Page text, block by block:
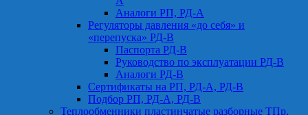
Аналоги РП, РД-А
Регуляторы давления «до себя» и
«перепуска» РД-В
Паспорта РД-В
Руководство по эксплуатации РД-В
Аналоги РД-В
Сертификаты на РП, РД-А, РД-В
Подбор РП, РД-А, РД-В
Теплообменники пластинчатые разборные ТПр,